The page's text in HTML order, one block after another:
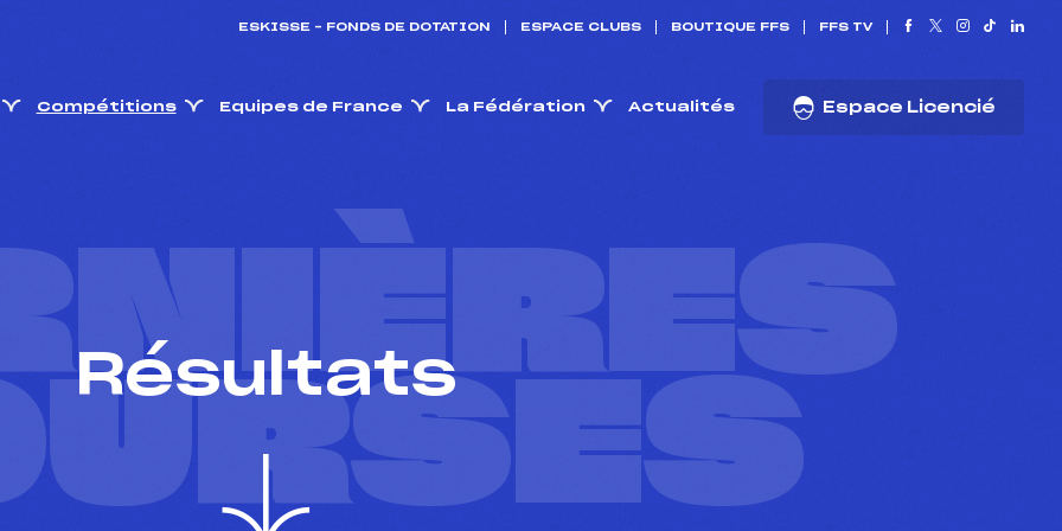
ESKISSE – FONDS DE DOTATION ESPACE CLUBS BOUTIQUE FFS FFS TV
Compétitions Equipes de France La Fédération Actualités Espace Licencié
Résultats